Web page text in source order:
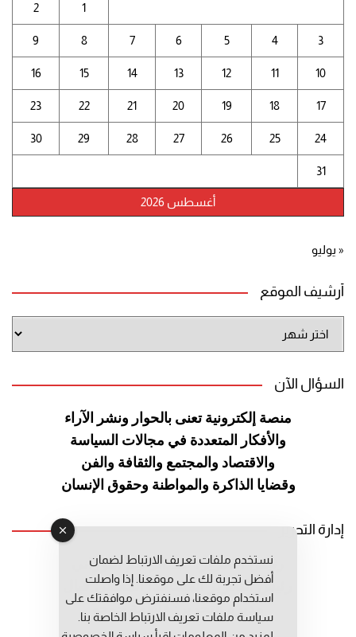
أغسطس 2026
1
2
3
4
5
6
7
8
9
10
11
12
13
14
15
16
17
18
19
20
21
22
23
24
25
26
27
28
29
30
31
« يوليو
أرشيف الموقع
الموقع
السؤال الآن
منصة إلكترونية تعنى بالحوار ونشر الآراء
والأفكار المتعددة في مجالات السياسة
والاقتصاد والمجتمع والثقافة والفن
وقضايا الذاكرة والمواطنة وحقوق الإنسان
إدارة التحرير
رئيس التحرير: عبد الرحيم التوراني
رئيس التحرير المساعد: المعطي قبال
مديرة التحرير: فاطمة حوحو
نستخدم ملفات تعريف الارتباط لضمان
أفضل تجربة لك على موقعنا. إذا واصلت
استخدام موقعنا، فسنفترض موافقتك على
سياسة ملفات تعريف الارتباط الخاصة بنا.